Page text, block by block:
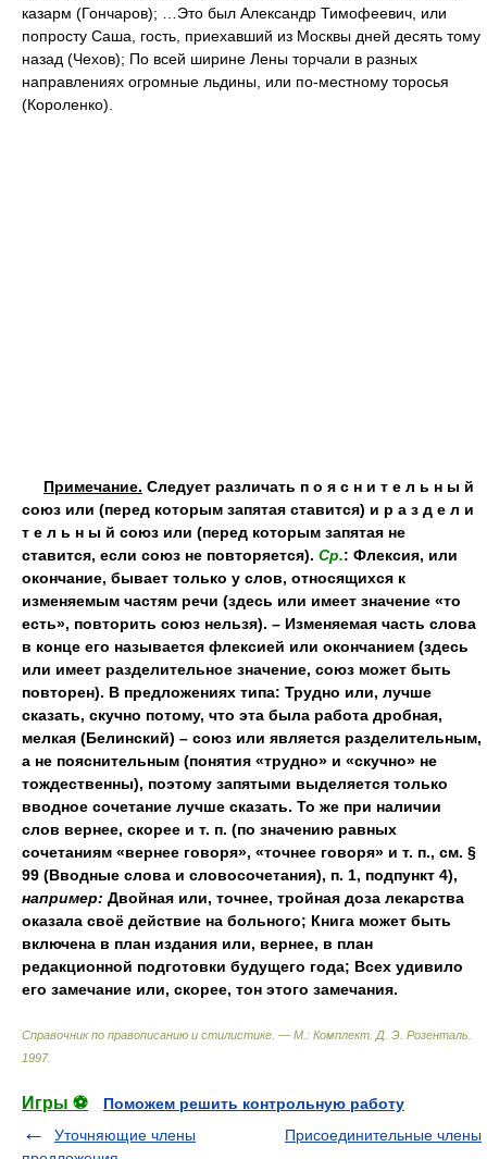
казарм (Гончаров); …Это был Александр Тимофеевич, или
попросту Саша, гость, приехавший из Москвы дней десять тому
назад (Чехов); По всей ширине Лены торчали в разных
направлениях огромные льдины, или по-местному торосья
(Короленко).
Примечание. Следует различать п о я с н и т е л ь н ы й
союз или (перед которым запятая ставится) и р а з д е л и
т е л ь н ы й союз или (перед которым запятая не
ставится, если союз не повторяется). Ср.: Флексия, или
окончание, бывает только у слов, относящихся к
изменяемым частям речи (здесь или имеет значение «то
есть», повторить союз нельзя). – Изменяемая часть слова
в конце его называется флексией или окончанием (здесь
или имеет разделительное значение, союз может быть
повторен). В предложениях типа: Трудно или, лучше
сказать, скучно потому, что эта была работа дробная,
мелкая (Белинский) – союз или является разделительным,
а не пояснительным (понятия «трудно» и «скучно» не
тождественны), поэтому запятыми выделяется только
вводное сочетание лучше сказать. То же при наличии
слов вернее, скорее и т. п. (по значению равных
сочетаниям «вернее говоря», «точнее говоря» и т. п., см. §
99 (Вводные слова и словосочетания), п. 1, подпункт 4),
например: Двойная или, точнее, тройная доза лекарства
оказала своё действие на больного; Книга может быть
включена в план издания или, вернее, в план
редакционной подготовки будущего года; Всех удивило
его замечание или, скорее, тон этого замечания.
Справочник по правописанию и стилистике. — М.: Комплект Д. Э. Розенталь
1997.
Игры ⚽
Поможем решить контрольную работу
Уточняющие члены
Присоединительные члены